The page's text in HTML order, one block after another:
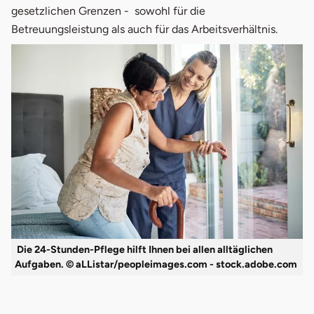
gesetzlichen Grenzen - sowohl für die
Betreuungsleistung als auch für das Arbeitsverhältnis.
Die 24-Stunden-Pflege hilft Ihnen bei allen alltäglichen
Aufgaben. © aLListar/peopleimages.com - stock.adobe.com